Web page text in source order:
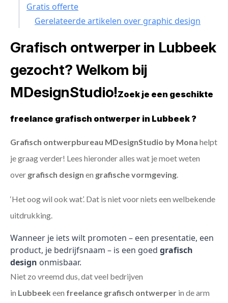
Gratis offerte
Gerelateerde artikelen over graphic design
Grafisch ontwerper in Lubbeek
gezocht? Welkom bij
MDesignStudio!Zoek je een geschikte
freelance grafisch ontwerper in Lubbeek ?
Grafisch ontwerpbureau MDesignStudio by Mona helpt
je graag verder! Lees hieronder alles wat je moet weten
over grafisch design en grafische vormgeving
‘Het oog wil ook wat’. Dat is niet voor niets een welbekende
uitdrukking.
Wanneer je iets wilt promoten – een presentatie, een
product, je bedrijfsnaam – is een goed grafisch
design onmisbaar.
Niet zo vreemd dus, dat veel bedrijven
in Lubbeek een freelance grafisch ontwerper in de arm